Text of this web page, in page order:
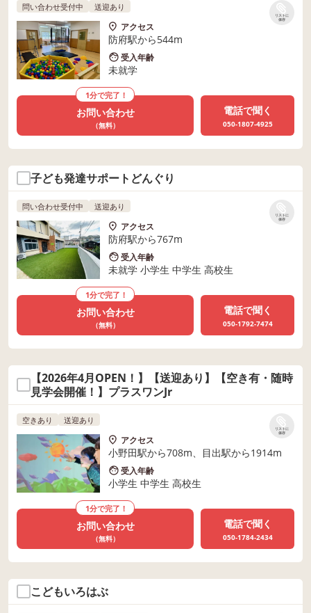
リストに
保存
問い合わせ受付中 送迎あり
アクセス
防府駅から544m
受入年齢
未就学
1分で完了！
お問い合わせ
（無料）
電話で聞く
050-1807-4925
子ども発達サポートどんぐり
リストに
保存
問い合わせ受付中 送迎あり
アクセス
防府駅から767m
受入年齢
未就学 小学生 中学生 高校生
1分で完了！
お問い合わせ
（無料）
電話で聞く
050-1792-7474
【2026年4月OPEN！】【送迎あり】【空き有・随時
見学会開催！】プラスワンJr
リストに
保存
空きあり 送迎あり
アクセス
小野田駅から708m、目出駅から1914m
受入年齢
小学生 中学生 高校生
1分で完了！
お問い合わせ
（無料）
電話で聞く
050-1784-2434
こどもいろはぶ